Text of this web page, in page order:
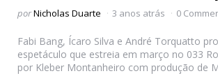
Postado
porNicholas Duarte 3 anos atrás 0
Fabi Bang, Ícaro Silva e André Torquatto
espetáculo que estreia em março no 033
por Kleber Montanheiro com produção de